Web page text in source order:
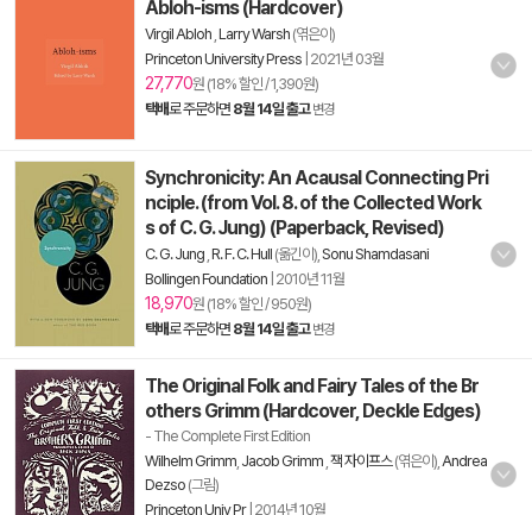
Abloh-isms (Hardcover)
Virgil Abloh Larry Warsh (엮은이)
Princeton University Press 2021년 03월
27,770원 (18% 할인 / 1,390원)
택배로 주문하면 8월 14일 출고 변경
Synchronicity: An Acausal Connecting Pri
nciple. (from Vol. 8. of the Collected Work
s of C. G. Jung) (Paperback, Revised)
C. G. Jung R. F. C. Hull (옮긴이), Sonu Shamdasani
Bollingen Foundation 2010년 11월
18,970원 (18% 할인 / 950원)
택배로 주문하면 8월 14일 출고 변경
The Original Folk and Fairy Tales of the Br
others Grimm (Hardcover, Deckle Edges)
- The Complete First Edition
Wilhelm Grimm Jacob Grimm 잭 자이프스(엮은이), Andrea
Dezso (그림)
Princeton Univ Pr| 2014년 10월